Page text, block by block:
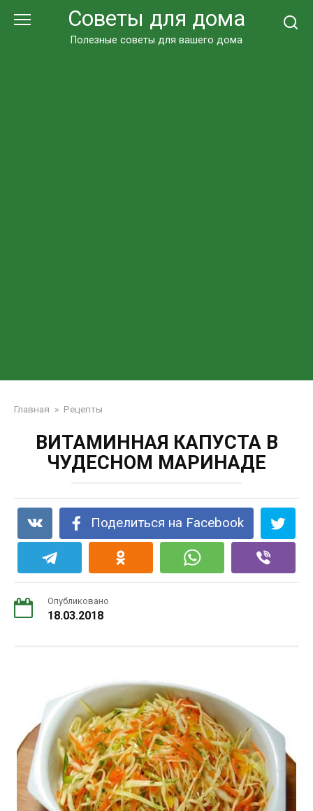
Советы для дома
Полезные советы для вашего дома
Главная » Рецепты
ВИТАМИННАЯ КАПУСТА В
ЧУДЕСНОМ МАРИНАДЕ
Поделиться на Facebook
Опубликовано
18.03.2018